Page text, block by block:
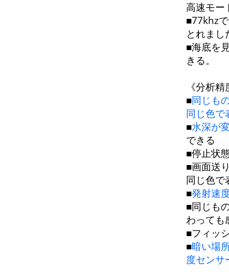
高速モー
■77khz
とれまし
■海底を
きる。
《分析
■同じも
同じ色で
■水深が
できる
■停止状
■画面送
同じ色で
■発射速
■同じも
わっても
■フィッ
■暗い場
度センサ